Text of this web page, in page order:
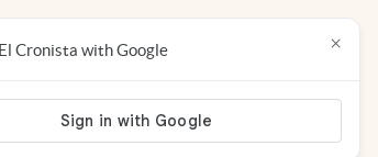
Cronista with Google ×